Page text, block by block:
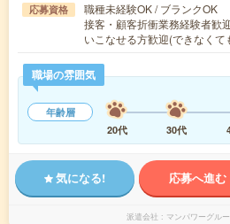
応募資格
職種未経験OK / ブランクOK
接客・顧客折衝業務経験者歓
いこなせる方歓迎(できなくて
職場の雰囲気
年齢層
20代
30代
気になる! 応募へ進む
派遣会社 マンパワーグル